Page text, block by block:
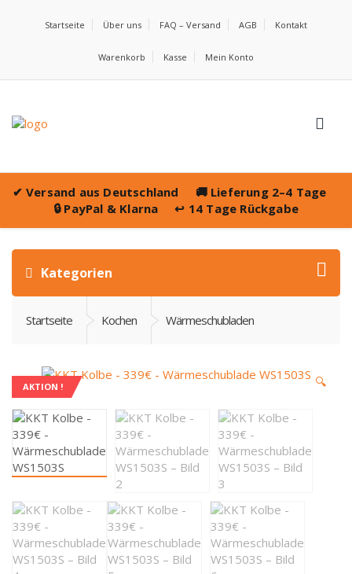
Startseite Über uns FAQ – Versand AGB Kontakt
Warenkorb Kasse Mein Konto
✔ Versand aus Deutschland 🚚 Lieferung 2–4 Tage
🔒 PayPal & Klarna ↩️ 14 Tage Rückgabe
Kategorien
Startseite Kochen Wärmeschubladen
AKTION ! 🔍